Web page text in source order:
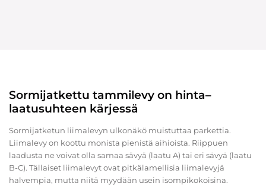
Sormijatkettu tammilevy on hinta–
laatusuhteen kärjessä
Sormijatketun liimalevyn ulkonäkö muistuttaa parkettia.
Liimalevy on koottu monista pienistä aihioista. Riippuen
laadusta ne voivat olla samaa sävyä (laatu A) tai eri sävyä (laatu
B-C). Tällaiset liimalevyt ovat pitkälamellisia liimalevyjä
halvempia, mutta niitä myydään usein isompikokoisina.